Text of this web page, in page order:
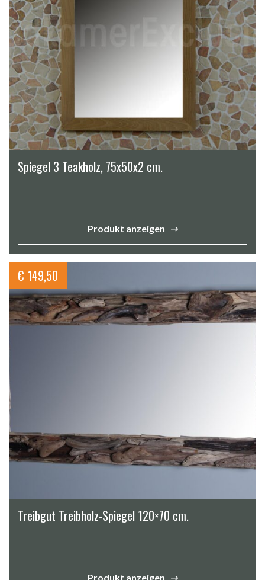
Spiegel 3 Teakholz, 75x50x2 cm.
Produkt anzeigen
€ 149,50
Treibgut Treibholz-Spiegel 120×70 cm.
Produkt anzeigen